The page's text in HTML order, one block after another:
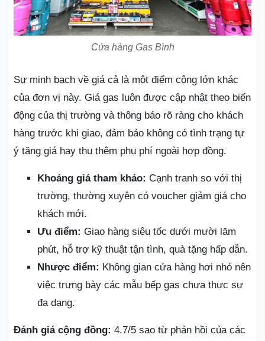
Cửa hàng Gas Bình
Sự minh bạch về giá cả là một điểm cộng lớn khác
của đơn vị này. Giá gas luôn được cập nhật theo biến
động của thị trường và thông báo rõ ràng cho khách
hàng trước khi giao, đảm bảo không có tình trạng tự
ý tăng giá hay thu thêm phụ phí ngoài hợp đồng.
Khoảng giá tham khảo: Cạnh tranh so với thị
trường, thường xuyên có voucher giảm giá cho
khách mới.
Ưu điểm: Giao hàng siêu tốc dưới mười lăm
phút, hỗ trợ kỹ thuật tận tình, quà tặng hấp dẫn.
Nhược điểm: Không gian cửa hàng hơi nhỏ nên
việc trưng bày các mẫu bếp gas chưa thực sự
đa dạng.
Đánh giá cộng đồng: 4.7/5 sao từ phản hồi của các